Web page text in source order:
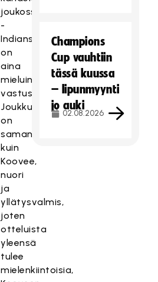
joukossa.
-
Indians
on
aina
mieluinen
vastustaja.
Joukkue
on
samantyyppinen
kuin
Koovee,
nuori
ja
yllätysvalmis,
joten
otteluista
yleensä
tulee
mielenkiintoisia,
Champions
Cup vauhtiin
tässä kuussa
– lipunmyynti
jo auki
02.08.2026